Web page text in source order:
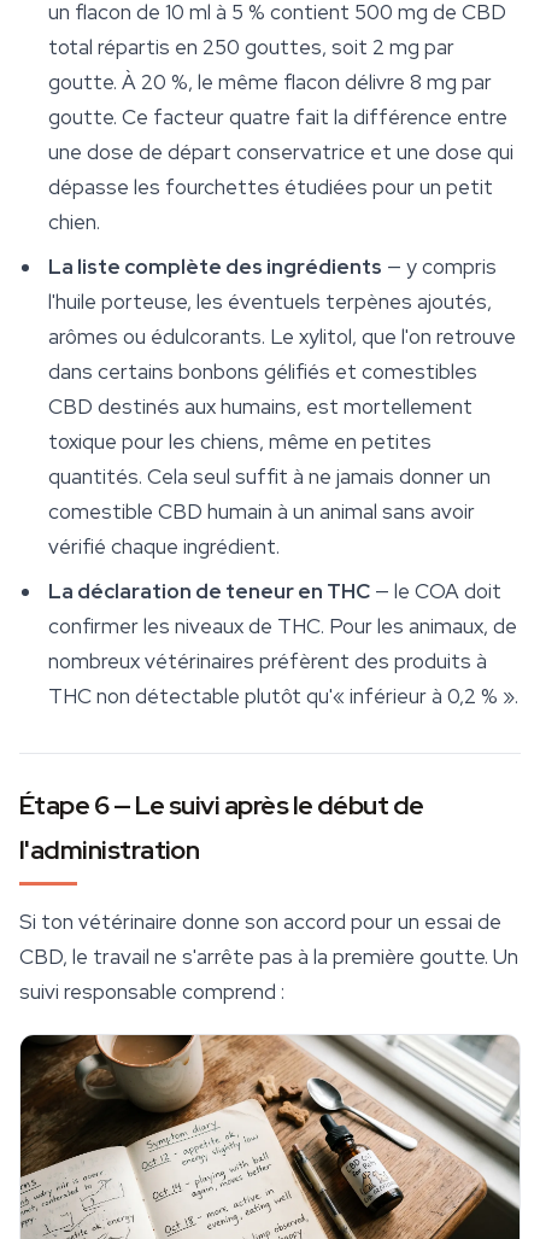
un flacon de 10 ml à 5 % contient 500 mg de CBD
total répartis en 250 gouttes, soit 2 mg par
goutte. À 20 %, le même flacon délivre 8 mg par
goutte. Ce facteur quatre fait la différence entre
une dose de départ conservatrice et une dose qui
dépasse les fourchettes étudiées pour un petit
chien.
La liste complète des ingrédients — y compris
l'huile porteuse, les éventuels terpènes ajoutés,
arômes ou édulcorants. Le xylitol, que l'on retrouve
dans certains bonbons gélifiés et comestibles
CBD destinés aux humains, est mortellement
toxique pour les chiens, même en petites
quantités. Cela seul suffit à ne jamais donner un
comestible CBD humain à un animal sans avoir
vérifié chaque ingrédient.
La déclaration de teneur en THC — le COA doit
confirmer les niveaux de THC. Pour les animaux, de
nombreux vétérinaires préfèrent des produits à
THC non détectable plutôt qu'« inférieur à 0,2 % ».
Étape 6 — Le suivi après le début de
l'administration
Si ton vétérinaire donne son accord pour un essai de
CBD, le travail ne s'arrête pas à la première goutte. Un
suivi responsable comprend :